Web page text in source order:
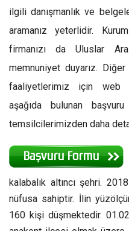
ilgili danışmanlık ve
aramanız yeterlidir.
firmanızı da Uluslar
memnuniyet duyarız.
faaliyetlerimiz için web
aşağıda bulunan
temsilcilerimizden daha
kalabalık altıncı şehri.
nüfusa sahiptir. İlin
160 kişi düşmektedir.